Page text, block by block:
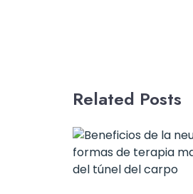
Related Posts